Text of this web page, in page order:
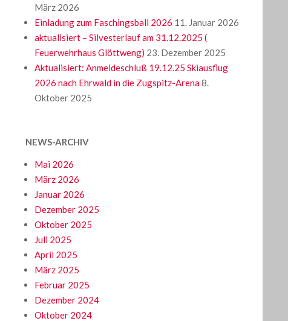
März 2026
Einladung zum Faschingsball 2026 11. Januar 2026
aktualisiert – Silvesterlauf am 31.12.2025 (
Feuerwehrhaus Glöttweng) 23. Dezember 2025
Aktualisiert: Anmeldeschluß 19.12.25 Skiausflug
2026 nach Ehrwald in die Zugspitz-Arena8.
Oktober 2025
NEWS-ARCHIV
Mai 2026
März 2026
Januar 2026
Dezember 2025
Oktober 2025
Juli 2025
April 2025
März 2025
Februar 2025
Dezember 2024
Oktober 2024